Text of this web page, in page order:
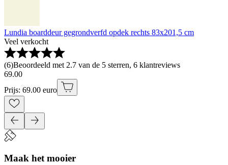
Lundia boarddeur gegrondverfd opdek rechts 83x201,5 cm
Veel verkocht
(6)Beoordeeld met 2.7 van de 5 sterren, 6 klantreviews
69.00
Prijs: 69.00 euro
Maak het mooier